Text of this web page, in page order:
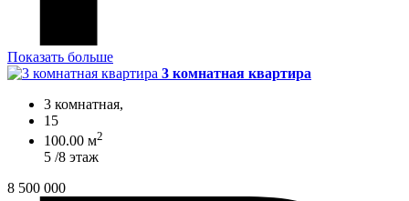
Показать больше
3 комнатная квартира
3 комнатная,
15
100.00 м2
5 /8 этаж
8 500 000